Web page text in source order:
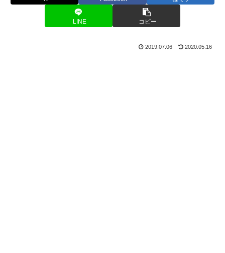
LINE コピー
2019.07.06 2020.05.16